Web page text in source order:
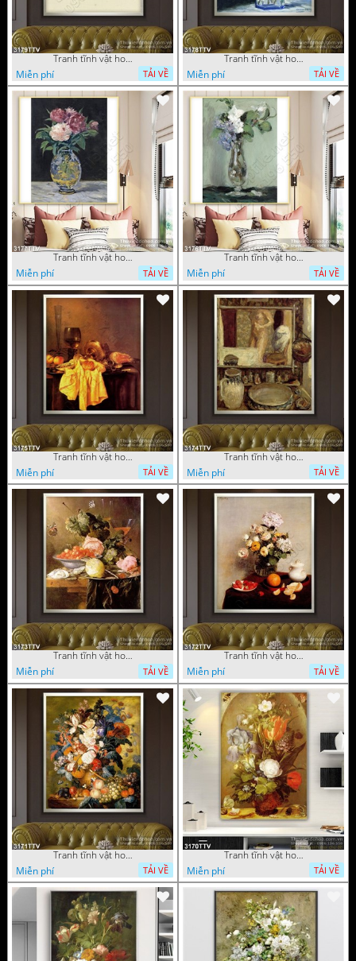
Tranh tĩnh vật hoa quả sơn dầu dán tường đẹp
Miễn phí
TẢI VỀ
Tranh tĩnh vật hoa quả sơn dầu trang trí tường đẹp
Miễn phí
TẢI VỀ
Tranh tĩnh vật hoa quả sơn dầu nghệ thuật
Miễn phí
TẢI VỀ
Tranh tĩnh vật hoa quả sơn dầu trang trí tường
Miễn phí
TẢI VỀ
Tranh tĩnh vật hoa quả sơn dầu trang trí đẹp
Miễn phí
TẢI VỀ
Tranh tĩnh vật hoa quả sơn dầu nghệ thuật
Miễn phí
TẢI VỀ
Tranh tĩnh vật hoa quả sơn dầu độc đáo đẹp
Miễn phí
TẢI VỀ
Tranh tĩnh vật hoa quả sơn dầu trang trí phòng ngủ
Miễn phí
TẢI VỀ
Tranh tĩnh vật hoa quả sơn dầu đẹp
Miễn phí
TẢI VỀ
Tranh tĩnh vật hoa quả sơn dầu độc đáo
Miễn phí
TẢI VỀ